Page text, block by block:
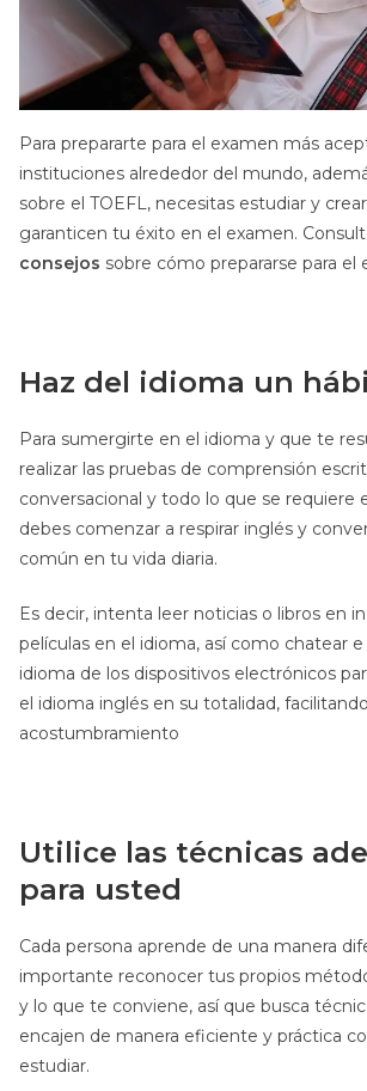
Para prepararte para el examen más
instituciones alrededor del mundo,
sobre el TOEFL, necesitas estudiar y
garanticen tu éxito en el examen.
consejos sobre cómo prepararse para el
Haz del idioma un
Para sumergirte en el idioma y que te
realizar las pruebas de comprensión
conversacional y todo lo que se requiere
debes comenzar a respirar inglés y
común en tu vida diaria.
Es decir, intenta leer noticias o libros en
películas en el idioma, así como chatear
idioma de los dispositivos electrónicos
el idioma inglés en su totalidad,
acostumbramiento
Utilice las técnicas
para usted
Cada persona aprende de una manera
importante reconocer tus propios
y lo que te conviene, así que busca
encajen de manera eficiente y práctica
estudiar.